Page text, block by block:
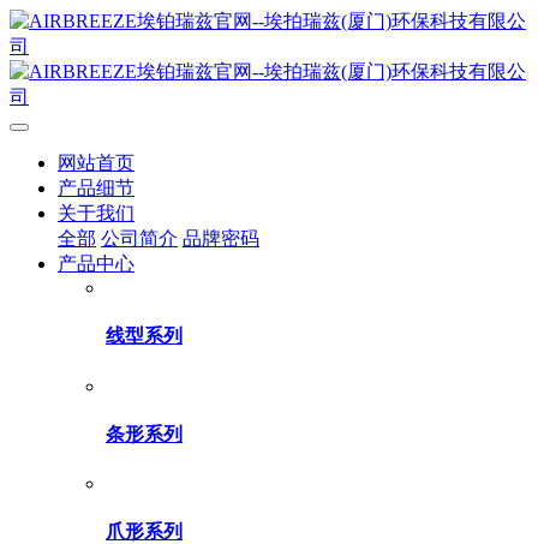
网站首页
产品细节
关于我们
全部 公司简介 品牌密码
产品中心
线型系列
条形系列
爪形系列